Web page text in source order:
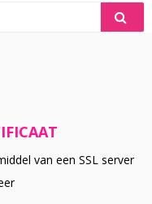
van een SSL server